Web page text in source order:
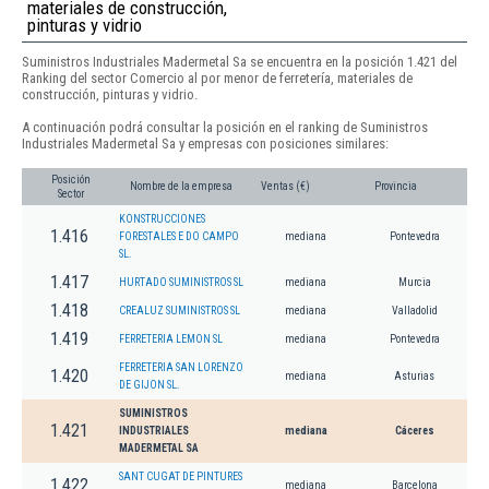
materiales de construcción,
pinturas y vidrio
Suministros Industriales Madermetal Sa se encuentra en la posición 1.421 del
Ranking del sector Comercio al por menor de ferretería, materiales de
construcción, pinturas y vidrio.
A continuación podrá consultar la posición en el ranking de Suministros
Industriales Madermetal Sa y empresas con posiciones similares:
Posición
Sector
Nombre de la empresa Ventas (€) Provincia
1.416
KONSTRUCCIONES
FORESTALES E DO CAMPO
SL.
mediana Pontevedra
1.417 HURTADO SUMINISTROS SL mediana Murcia
1.418 CREALUZ SUMINISTROS SL mediana Valladolid
1.419 FERRETERIA LEMON SL mediana Pontevedra
1.420
FERRETERIA SAN LORENZO
DE GIJON SL.
mediana Asturias
1.421
SUMINISTROS
INDUSTRIALES
MADERMETAL SA
mediana Cáceres
SANT CUGAT DE PINTURES
mediana Barcelona